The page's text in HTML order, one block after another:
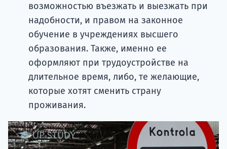
возможностью въезжать и выезжать при
надобности, и правом на законное
обучение в учреждениях высшего
образования. Также, именно ее
оформляют при трудоустройстве на
длительное время, либо, те желающие,
которые хотят сменить страну
проживания.